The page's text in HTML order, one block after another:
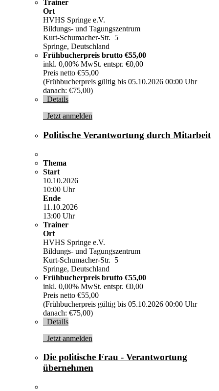
Trainer
Ort
HVHS Springe e.V.
Bildungs- und Tagungszentrum
Kurt-Schumacher-Str. 5
Springe, Deutschland
Frühbucherpreis brutto €55,00
inkl. 0,00% MwSt. entspr. €0,00
Preis netto €55,00
(Frühbucherpreis gültig bis 05.10.2026 00:00 Uhr
danach: €75,00)
Details
Jetzt anmelden
Politische Verantwortung durch Mitarbeit
Thema
Start
10.10.2026
10:00 Uhr
Ende
11.10.2026
13:00 Uhr
Trainer
Ort
HVHS Springe e.V.
Bildungs- und Tagungszentrum
Kurt-Schumacher-Str. 5
Springe, Deutschland
Frühbucherpreis brutto €55,00
inkl. 0,00% MwSt. entspr. €0,00
Preis netto €55,00
(Frühbucherpreis gültig bis 05.10.2026 00:00 Uhr
danach: €75,00)
Details
Jetzt anmelden
Die politische Frau - Verantwortung
übernehmen